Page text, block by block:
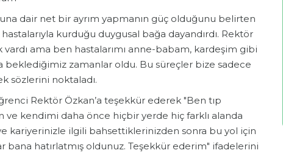
dair net bir ayrım yapmanın güç olduğunu belirten
hastalarıyla kurduğu duygusal bağa dayandırdı. Rektör
vardı ama ben hastalarımı anne-babam, kardeşim gibi
beklediğimiz zamanlar oldu. Bu süreçler bize sadece
sözlerini noktaladı.
Rektör Özkan’a teşekkür ederek "Ben tıp
kendimi daha önce hiçbir yerde hiç farklı alanda
kariyerinizle ilgili bahsettiklerinizden sonra bu yol için
hatırlatmış oldunuz. Teşekkür ederim" ifadelerini